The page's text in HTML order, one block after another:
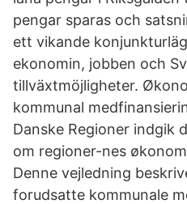
pengar sparas och
ett vikande
ekonomin, jobben och
tillväxtmöjligheter.
kommunal
Danske Regioner indgik
om regioner-nes
Denne vejledning
forudsatte kommunale